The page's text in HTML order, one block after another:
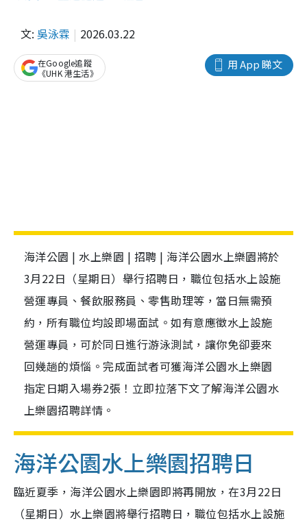
文: 吳泳霖 2026.03.22
用 App 睇文
在Google追蹤
《UHK 港生活》
海洋公園 | 水上樂園 | 招聘 | 海洋公園水上樂園將於
3月22日（星期日）舉行招聘日，職位包括水上設施
營運專員、餐飲服務員、零售助理等，當日無需預
約，所有職位均設即場面試。如有意應徵水上設施
營運專員，可於同日進行游泳測試，讓你免卻要來
回幾趟的煩惱。完成面試者可獲海洋公園水上樂園
指定日期入場券2張！立即拉落下文了解海洋公園水
上樂園招聘詳情。
海洋公園水上樂園招聘日
臨近夏季，海洋公園水上樂園即將再開放，在3月22日
（星期日）水上樂園將舉行招聘日，職位包括水上設施